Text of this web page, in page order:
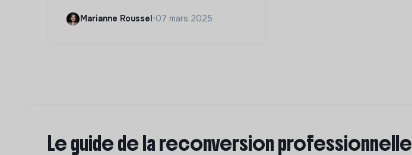
Marianne Roussel •07 mars 2025
Le guide de la reconversion professionnelle